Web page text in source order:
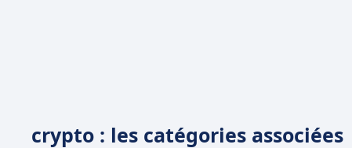
crypto : les catégories associées